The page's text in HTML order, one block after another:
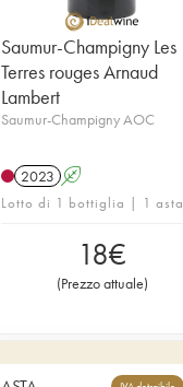
Saumur-Champigny Les
Terres rouges Arnaud
Lambert
Saumur-Champigny AOC
2023 A
Lotto di 1 bottiglia | 1 asta
18€
(Prezzo attuale)